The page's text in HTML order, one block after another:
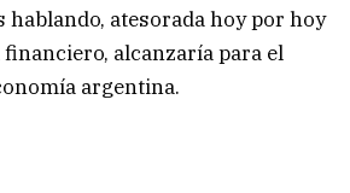
hablando, atesorada hoy por hoy
alcanzaría para el
argentina.